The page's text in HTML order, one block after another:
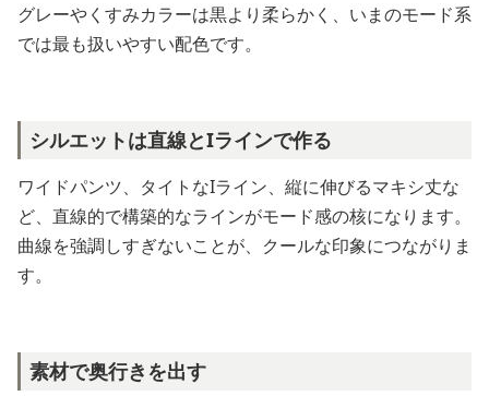
グレーやくすみカラーは黒より柔らかく、いまのモード系
では最も扱いやすい配色です。
シルエットは直線とIラインで作る
ワイドパンツ、タイトなIライン、縦に伸びるマキシ丈な
ど、直線的で構築的なラインがモード感の核になります。
曲線を強調しすぎないことが、クールな印象につながりま
す。
素材で奥行きを出す